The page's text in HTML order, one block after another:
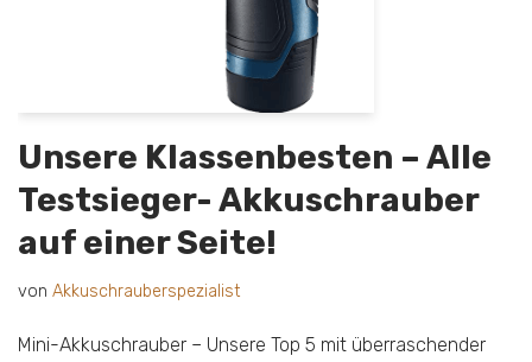
Unsere Klassenbesten – Alle
Testsieger- Akkuschrauber
auf einer Seite!
von Akkuschrauberspezialist
Mini-Akkuschrauber – Unsere Top 5 mit überraschender